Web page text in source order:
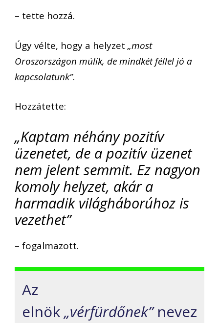
– tette hozzá.
Úgy vélte, hogy a helyzet „most
Oroszországon múlik, de mindkét féllel jó a
kapcsolatunk”.
Hozzátette:
„Kaptam néhány pozitív
üzenetet, de a pozitív üzenet
nem jelent semmit. Ez nagyon
komoly helyzet, akár a
harmadik világháborúhoz is
vezethet”
– fogalmazott.
Az
elnök„vérfürdőnek”nevez